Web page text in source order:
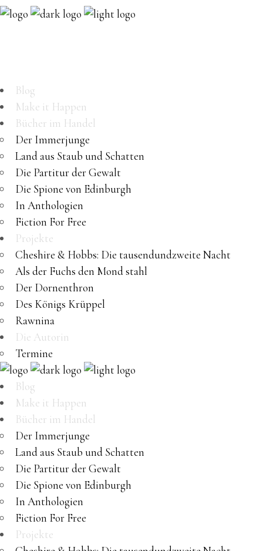
Blog
Make it Happen
Bücher im Handel
Der Immerjunge
Land aus Staub und Schatten
Die Partitur der Gewalt
Die Spione von Edinburgh
In Anthologien
Fiction For Free
Projekte
Cheshire & Hobbs: Die tausendundzweite Nacht
Als der Fuchs den Mond stahl
Der Dornenthron
Des Königs Krüppel
Rawnina
Die Autorin
Termine
Blog
Make it Happen
Bücher im Handel
Der Immerjunge
Land aus Staub und Schatten
Die Partitur der Gewalt
Die Spione von Edinburgh
In Anthologien
Fiction For Free
Projekte